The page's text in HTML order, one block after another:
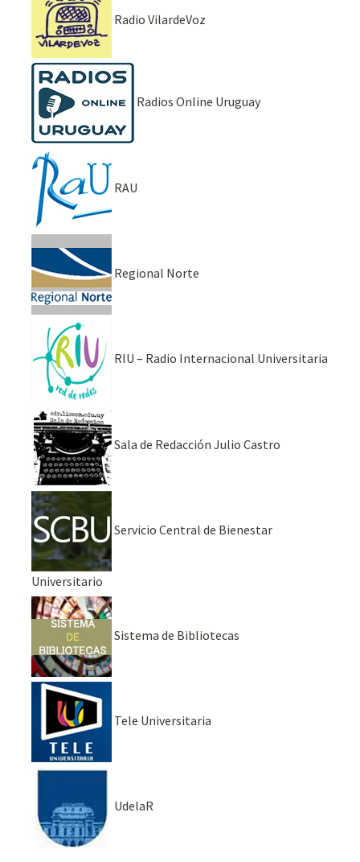
Radio VilardeVoz
Radios Online Uruguay
RAU
Regional Norte
RIU – Radio Internacional Universitaria
Sala de Redacción Julio Castro
Servicio Central de Bienestar
Universitario
Sistema de Bibliotecas
Tele Universitaria
UdelaR